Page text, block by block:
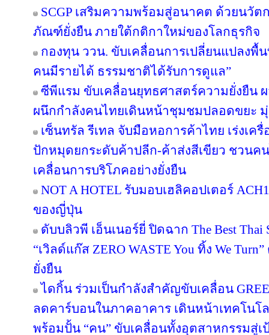
SCGP เสริมความพร้อมสู่อนาคต ด้วยนวั
ภัณฑ์ยั่งยืน ภายใต้กติกาใหม่ของโลกธุรกิจ
กองทุน ววน. ขับเคลื่อนการเปลี่ยนแปลงพื้
คนมีรายได้ ธรรมชาติได้รับการดูแล”
ซีพีแรม ขับเคลื่อนยุทธศาสตร์ความยั่งยืน ผ
ผนึกกำลังคนไทยเดินหน้าชุมชมปลอดขยะ มุ่
เซ็นทรัล รีเทล จับมือหอการค้าไทย เร่งเครื่
ปักหมุดยกระดับค้าปลีก-ค้าส่งสีเขียว ชวน
เคลื่อนการบริโภคอย่างยั่งยืน
NOT A HOTEL รับมอบเฮลิคอปเตอร์
ของญี่ปุ่น
ดับบลิวพี เอ็นเนอร์ยี่ ปิดฉาก The Best Thai
“เวิลด์แก๊ส ZERO WASTE You ทิ้ง We
ยั่งยืน
ไดกิ้น ร่วมเป็นกำลังสำคัญขับเคลื่อน
ลดคาร์บอนในภาคอาคาร เดินหน้าเทคโนโ
พร้อมปั้น “คน” ขับเคลื่อนทั้งอุตสาหกรรมสู่